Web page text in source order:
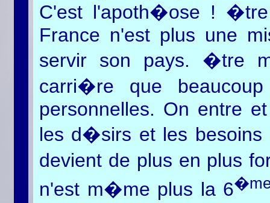
C'est l'apoth�ose ! �tre
France n'est plus une
servir son pays. �tre
carri�re que
personnelles. On entre
les d�sirs et les besoins
devient de plus en plus
n'est m�me plus la 6